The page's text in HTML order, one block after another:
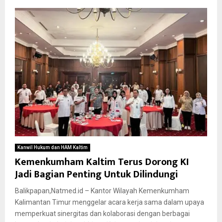
Kanwil Hukum dan HAM Kaltim
Kemenkumham Kaltim Terus Dorong KI
Jadi Bagian Penting Untuk Dilindungi
Balikpapan,Natmed.id – Kantor Wilayah Kemenkumham
Kalimantan Timur menggelar acara kerja sama dalam upaya
memperkuat sinergitas dan kolaborasi dengan berbagai